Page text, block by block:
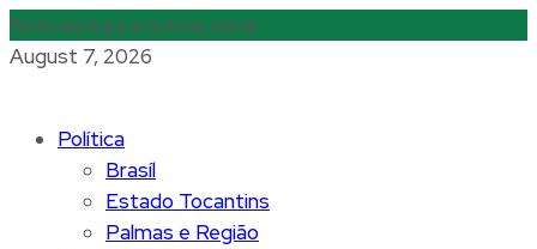
NotíciasAqui a notícia corre
August 7, 2026
Política
Brasíl
Estado Tocantins
Palmas e Região